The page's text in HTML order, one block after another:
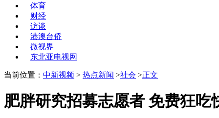
体育
财经
访谈
港澳台侨
微视界
东北亚电视网
当前位置： 中新视频 > 热点新闻 >社会 >正文
肥胖研究招募志愿者 免费狂吃